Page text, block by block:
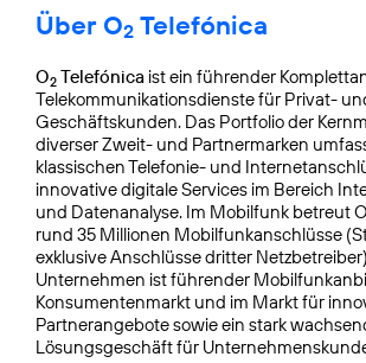
Über O2 Telefónica
O2 Telefónica ist ein führender
Telekommunikationsdienste für Privat-
Geschäftskunden. Das Portfolio der
diverser Zweit- und Partnermarken
klassischen Telefonie- und
innovative digitale Services im Bereich
und Datenanalyse. Im Mobilfunk betreut O
rund 35 Millionen Mobilfunkanschlüsse
exklusive Anschlüsse dritter
Unternehmen ist führender
Konsumentenmarkt und im Markt für
Partnerangebote sowie ein stark
Lösungsgeschäft für